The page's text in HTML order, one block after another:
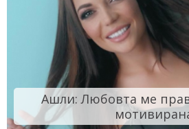
Ашли: Любовта ме